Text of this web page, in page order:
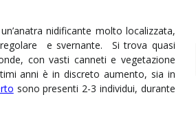
nidificante molto localizzata,
e svernante. Si trova quasi
con vasti canneti e vegetazione
anni è in discreto aumento, sia in
sono presenti 2-3 individui, durante